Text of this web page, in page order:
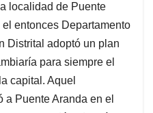
localidad de Puente
entonces Departamento
Distrital adoptó un plan
para siempre el
capital. Aquel
a Puente Aranda en el